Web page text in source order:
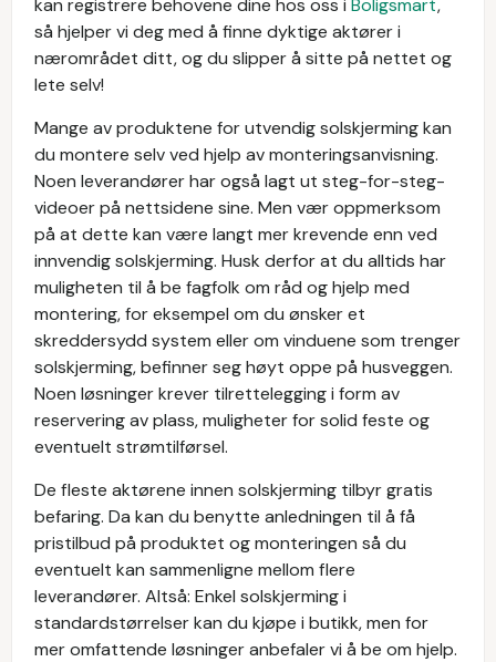
kan registrere behovene dine hos oss i Boligsmart,
så hjelper vi deg med å finne dyktige aktører i
nærområdet ditt, og du slipper å sitte på nettet og
lete selv!
Mange av produktene for utvendig solskjerming kan
du montere selv ved hjelp av monteringsanvisning.
Noen leverandører har også lagt ut steg-for-steg-
videoer på nettsidene sine. Men vær oppmerksom
på at dette kan være langt mer krevende enn ved
innvendig solskjerming. Husk derfor at du alltids har
muligheten til å be fagfolk om råd og hjelp med
montering, for eksempel om du ønsker et
skreddersydd system eller om vinduene som trenger
solskjerming, befinner seg høyt oppe på husveggen.
Noen løsninger krever tilrettelegging i form av
reservering av plass, muligheter for solid feste og
eventuelt strømtilførsel.
De fleste aktørene innen solskjerming tilbyr gratis
befaring. Da kan du benytte anledningen til å få
pristilbud på produktet og monteringen så du
eventuelt kan sammenligne mellom flere
leverandører. Altså: Enkel solskjerming i
standardstørrelser kan du kjøpe i butikk, men for
mer omfattende løsninger anbefaler vi å be om hjelp.